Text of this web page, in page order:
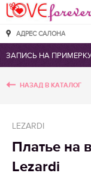
Love
АДРЕС САЛОНА
НАЗАД В КАТАЛОГ
LEZARDI
Платье на
Lezardi